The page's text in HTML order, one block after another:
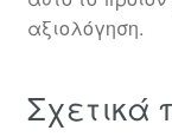
αξιολόγηση.
Σχετικά